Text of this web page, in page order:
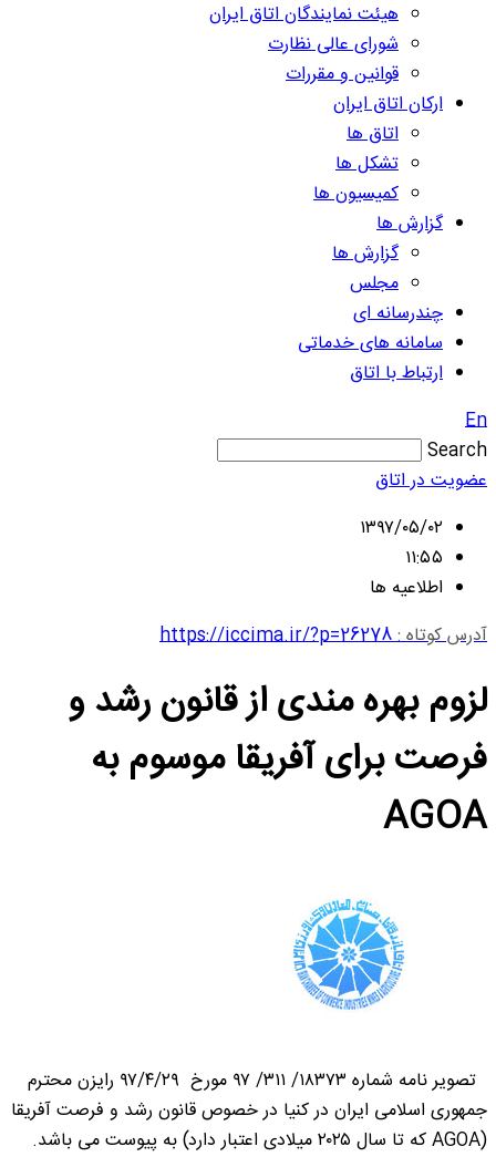
هیئت نمایندگان اتاق ایران
شورای عالی نظارت
قوانین و مقررات
ارکان اتاق ایران
اتاق ها
تشکل ها
کمیسیون ها
گزارش ها
گزارش ها
مجلس
چندرسانه ای
سامانه های خدماتی
ارتباط با اتاق
En
Search
عضویت در اتاق
۱۳۹۷/۰۵/۰۲
۱۱:۵۵
اطلاعیه ها
آدرس کوتاه :https://iccima.ir/?p=26278
لزوم بهره مندی از قانون رشد و
فرصت برای آفریقا موسوم به
AGOA
تصویر نامه شماره ۱۸۳۷۳/ ۳۱۱/ ۹۷ مورخ ۹۷/۴/۲۹ رایزن محترم
جمهوری اسلامی ایران در کنیا در خصوص قانون رشد و فرصت آفریقا
(AGOA که تا سال ۲۰۲۵ میلادی اعتبار دارد) به پیوست می باشد.